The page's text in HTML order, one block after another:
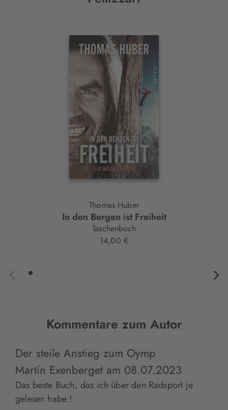
Thomas Huber
In den Bergen ist Freiheit
Taschenbuch
14,00 €
Kommentare zum Autor
Der steile Anstieg zum Oymp
Martín Exenberget am 08.07.2023
Das beste Buch, das ich über den Radsport je
gelesen habe !